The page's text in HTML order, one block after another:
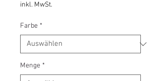
inkl. MwSt.
Farbe *
Menge *